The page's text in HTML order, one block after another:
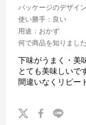
パッケージのデザイン
使い勝手 ： 良い
用途 ： おかず
何で商品を知りまし
下味がうまく・美
とても美味しいで
間違いなくリピー